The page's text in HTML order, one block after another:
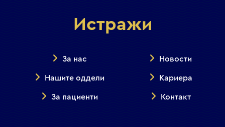
Истражи
За нас
Нашите оддели
За пациенти
Новости
Кариера
Контакт